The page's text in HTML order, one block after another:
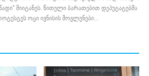
მიიტანეს. წითელი ბარათებით დეპუტატებმა
ოცი ივნისის მოვლენები...